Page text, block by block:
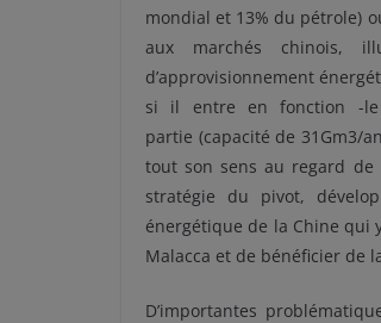
mondial et 13% du pétrole)
aux marchés chinois,
d’approvisionnement
si il entre en fonction -le
partie (capacité de 31Gm3/
tout son sens au regard de
stratégie du pivot,
énergétique de la Chine qui
Malacca et de bénéficier de
D’importantes